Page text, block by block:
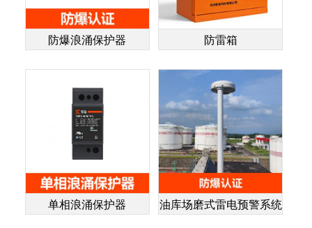
防爆浪涌保护器 防雷箱
单相浪涌保护器 油库场磨式雷电预警系统